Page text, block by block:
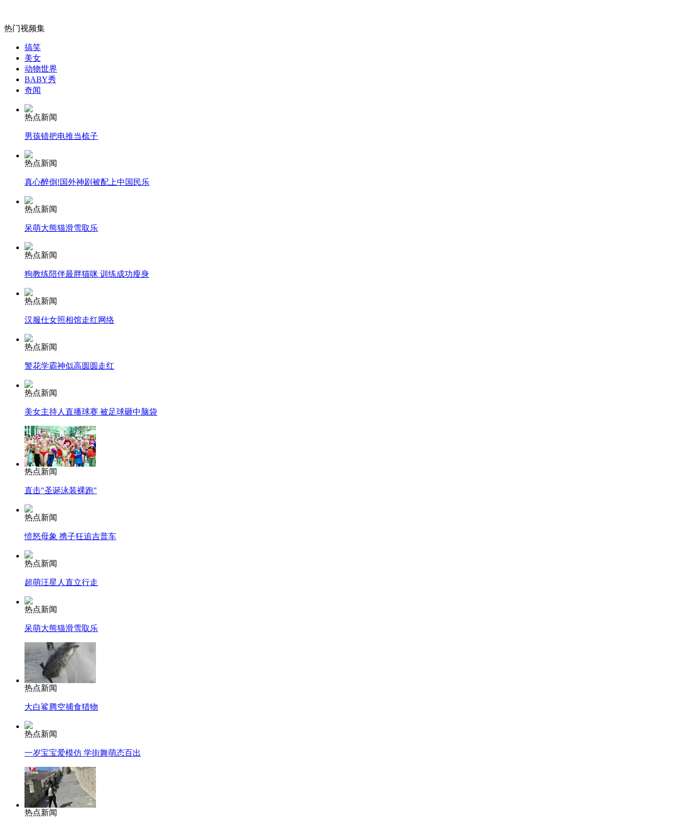
外交部：反对强权政治霸凌主义
外交部：有关国家言论片面不公正
安徽一实载49人客车翻车
消防员救轻生者
司机酒驾遇交警 急速倒车逃窜
热门视频集
搞笑
美女
动物世界
BABY秀
奇闻
热点新闻
男孩错把电推当梳子
热点新闻
真心醉倒!国外神剧被配上中国民乐
热点新闻
呆萌大熊猫滑雪取乐
热点新闻
狗教练陪伴最胖猫咪 训练成功瘦身
热点新闻
汉服仕女照相馆走红网络
热点新闻
警花学霸神似高圆圆走红
热点新闻
美女主持人直播球赛 被足球砸中脑袋
热点新闻
直击"圣诞泳装裸跑"
热点新闻
愤怒母象 携子狂追吉普车
热点新闻
超萌汪星人直立行走
热点新闻
呆萌大熊猫滑雪取乐
热点新闻
大白鲨腾空捕食猎物
热点新闻
一岁宝宝爱模仿 学街舞萌态百出
热点新闻